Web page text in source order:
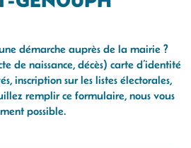
démarche auprès de la mairie ?
de naissance, décès) carte d’identité
inscription sur les listes électorales,
remplir ce formulaire, nous vous
possible.